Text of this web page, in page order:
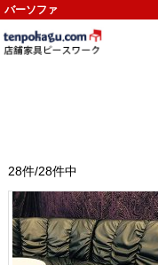
バーソファ
28件/28件中